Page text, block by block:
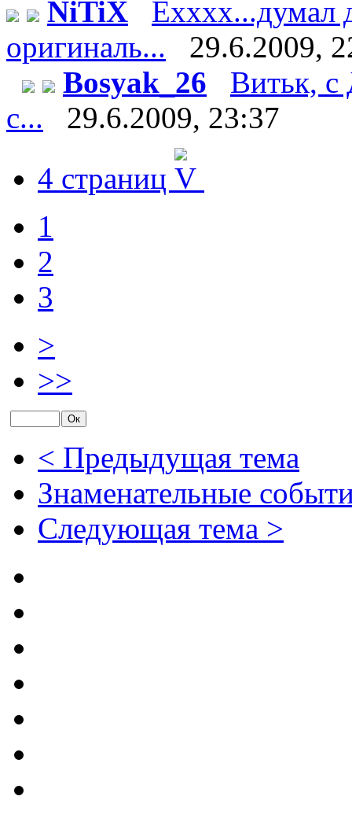
NiTiX
Ехххх...думал
оригиналь...
29.6.2009,
Bosyak_26
Витьк,
с...
29.6.2009, 23:37
4 страниц
1
2
3
>
>>
< Предыдущая тема
Знаменательные
Следующая тема >